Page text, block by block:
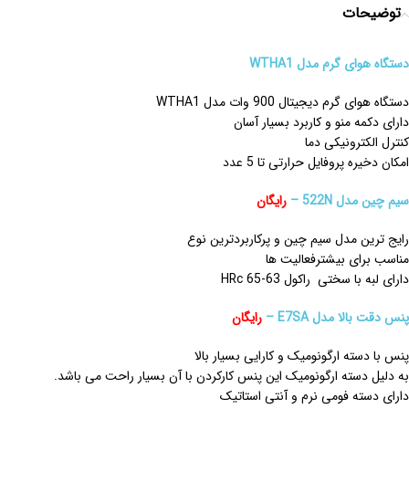
توضیحات
دستگاه هوای گرم مدل WTHA1
دستگاه هوای گرم دیجیتال 900 وات مدل WTHA1
دارای دکمه منو و کاربرد بسیار آسان
کنترل الکترونیکی دما
امکان دخیره پروفایل حرارتی تا 5 عدد
سیم چین مدل 522N –
رایگان
رایج ترین مدل سیم چین و پرکاربردترین نوع
مناسب برای بیشترفعالیت ها
دارای لبه با سختی راکول 63-65 HRc
پنس دقت بالا مدل E7SA –
رایگان
پنس با دسته ارگونومیک و کارایی بسیار بالا
به دلیل دسته ارگونومیک این پنس کارکردن با آن بسیار راحت می باشد.
دارای دسته فومی نرم و آنتی استاتیک